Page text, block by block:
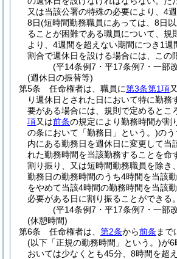
又は当該公署の特殊の必要により、4
8日(短時間勤務職員にあっては、8日
ることが困難である職員について、規
より、4週間を超えない期間につき1週
割合で週休日を設ける場合には、この
(平14条例7・平17条例7・一部
(週休日の振替等)
第5条
任命権者は、職員に第3条第1項
り週休日とされた日において特に勤務
要がある場合には、規則で定めるとこ
項又は前条の規定により勤務時間が割
の条において「勤務日」という。)のう
内にある勤務日を週休日に変更して当
れた勤務時間を当該勤務することを命
割り振り、又は短時間勤務職員を除き
勤務日の勤務時間のうち4時間を当該
をやめて当該4時間の勤務時間を当該
必要がある日に割り振ることができる。
(平14条例7・平17条例7・一部
(休憩時間)
第6条
任命権者は、 第2条から前条 まで
(以下「正規の勤務時間」という。)が6
おいては少なくとも45分、8時間を超